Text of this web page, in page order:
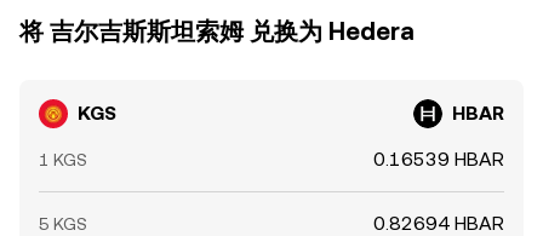
将 吉尔吉斯斯坦索姆 兑换为 Hedera
KGS HBAR
1 KGS 0.16539 HBAR
5 KGS 0.82694 HBAR